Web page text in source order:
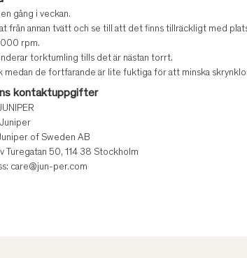
gång i veckan.
från annan tvätt och se till att det finns tillräckligt med
rpm.
torktumling tills det är nästan torrt.
medan de fortfarande är lite fuktiga för att minska
kontaktuppgifter
of Sweden AB
Turegatan 50, 114 38 Stockholm
care@jun-per.com